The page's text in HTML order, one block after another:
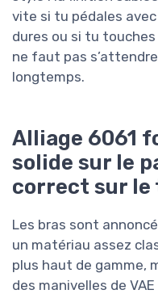
vite si tu pédales
dures ou si tu
ne faut pas
longtemps.
Alliage 6061
solide sur le
correct sur le
Les bras sont
un matériau assez
plus haut de gamme,
des manivelles de